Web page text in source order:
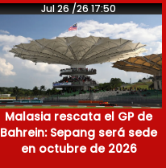
Jul 26 /26 17:50
Malasia rescata el GP de
Bahrein: Sepang será sede
en octubre de 2026